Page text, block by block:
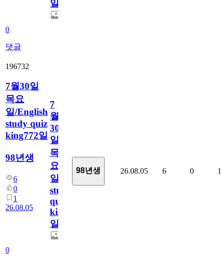
0
댓글
일
196732
7월30일
목요
일/English
study quiz
king772일
98년생
6
0
1
26.08.05
0
7
월
30
일
목
요
일/English
study
quiz
king772
일
98년생 26.08.05 6 0 1